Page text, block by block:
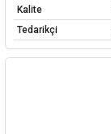
Kalite
Tedarikçi